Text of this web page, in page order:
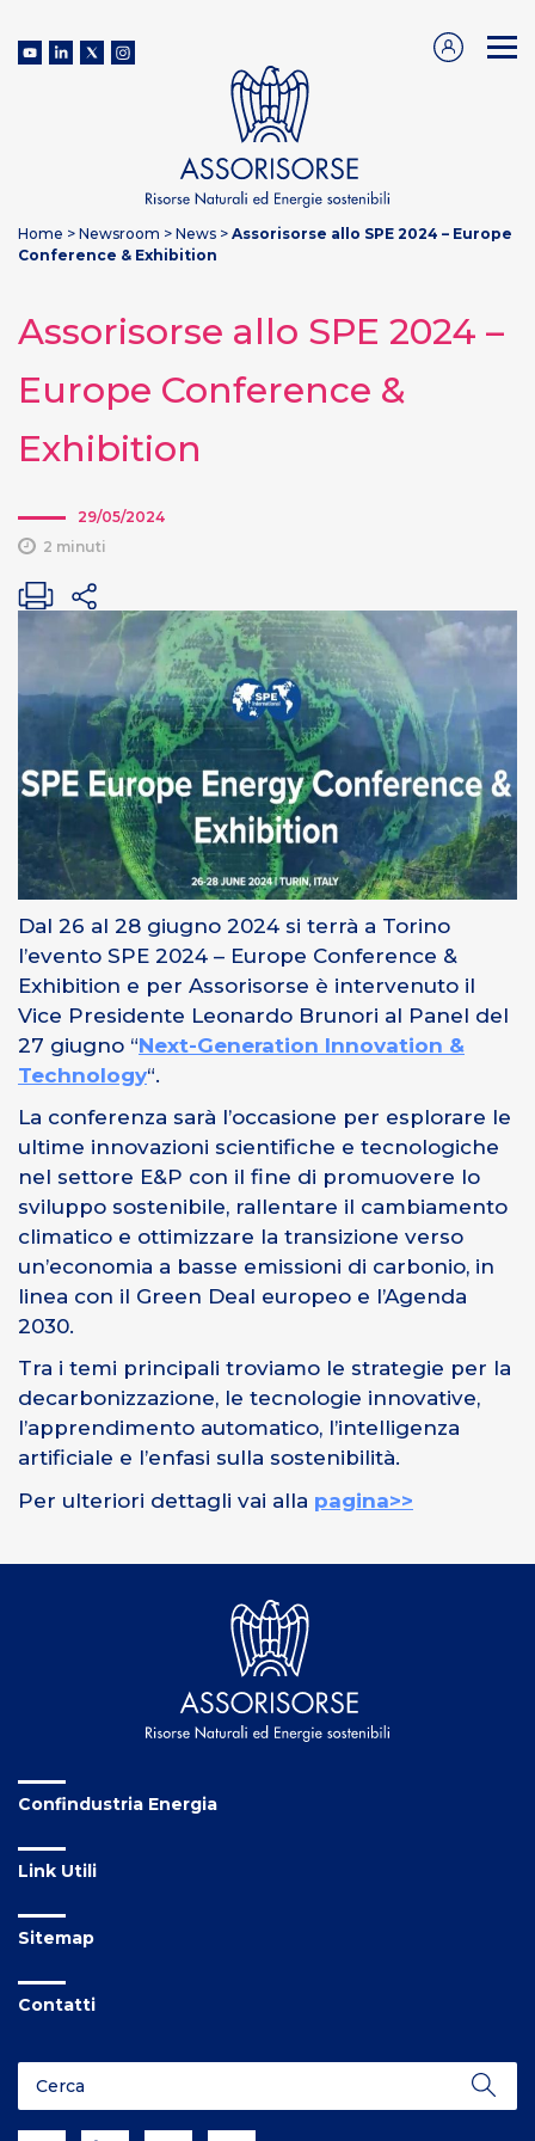
Home > Newsroom > News > Assorisorse allo SPE 2024 – Europe
Conference & Exhibition
Assorisorse allo SPE 2024 –
Europe Conference &
Exhibition
29/05/2024
2 minuti
Dal 26 al 28 giugno 2024 si terrà a Torino
l’evento SPE 2024 – Europe Conference &
Exhibition e per Assorisorse è intervenuto il
Vice Presidente Leonardo Brunori al Panel del
27 giugno “Next-Generation Innovation &
Technology“.
La conferenza sarà l’occasione per esplorare le
ultime innovazioni scientifiche e tecnologiche
nel settore E&P con il fine di promuovere lo
sviluppo sostenibile, rallentare il cambiamento
climatico e ottimizzare la transizione verso
un’economia a basse emissioni di carbonio, in
linea con il Green Deal europeo e l’Agenda
2030.
Tra i temi principali troviamo le strategie per la
decarbonizzazione, le tecnologie innovative,
l’apprendimento automatico, l’intelligenza
artificiale e l’enfasi sulla sostenibilità.
Per ulteriori dettagli vai alla pagina>>
Confindustria Energia
Link Utili
Sitemap
Contatti